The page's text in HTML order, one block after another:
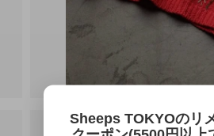
Sheeps TOKYOのリ